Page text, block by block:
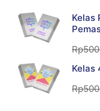
Kelas
Rp
Kelas
Rp